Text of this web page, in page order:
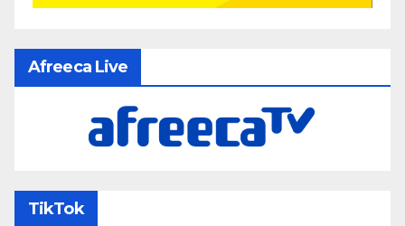
Afreeca Live
TikTok